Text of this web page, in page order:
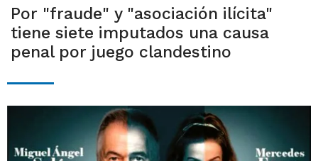
Por "fraude" y "asociación ilícita"
tiene siete imputados una causa
penal por juego clandestino